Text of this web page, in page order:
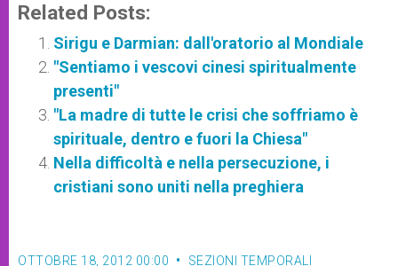
Related Posts:
Sirigu e Darmian: dall'oratorio al Mondiale
"Sentiamo i vescovi cinesi spiritualmente
presenti"
"La madre di tutte le crisi che soffriamo è
spirituale, dentro e fuori la Chiesa"
Nella difficoltà e nella persecuzione, i
cristiani sono uniti nella preghiera
OTTOBRE 18, 2012 00:00 SEZIONI TEMPORALI